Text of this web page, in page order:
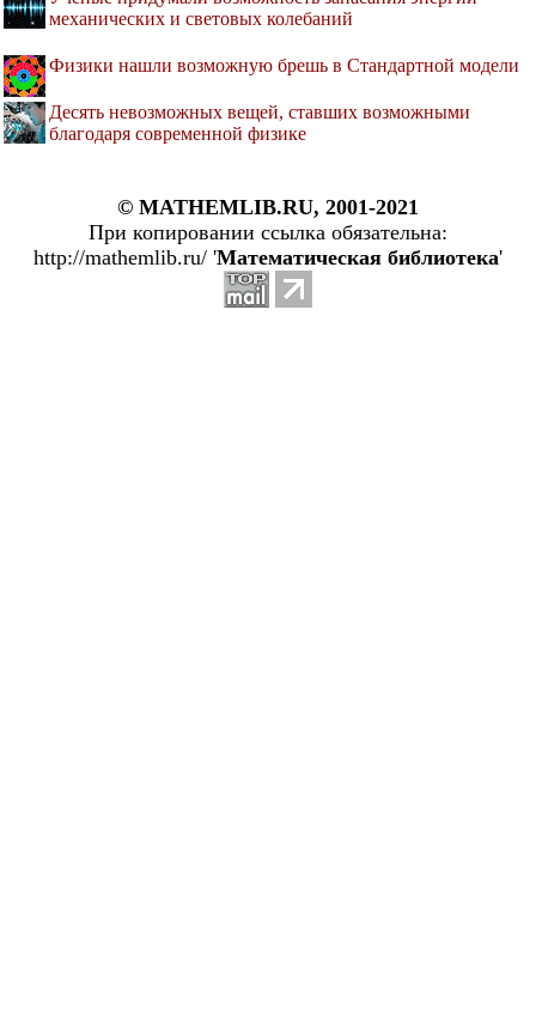
механических и световых колебаний
Физики нашли возможную брешь в Стандартной модели
Десять невозможных вещей, ставших возможными
благодаря современной физике
© MATHEMLIB.RU, 2001-2021
При копировании ссылка обязательна:
http://mathemlib.ru/ 'Математическая библиотека'